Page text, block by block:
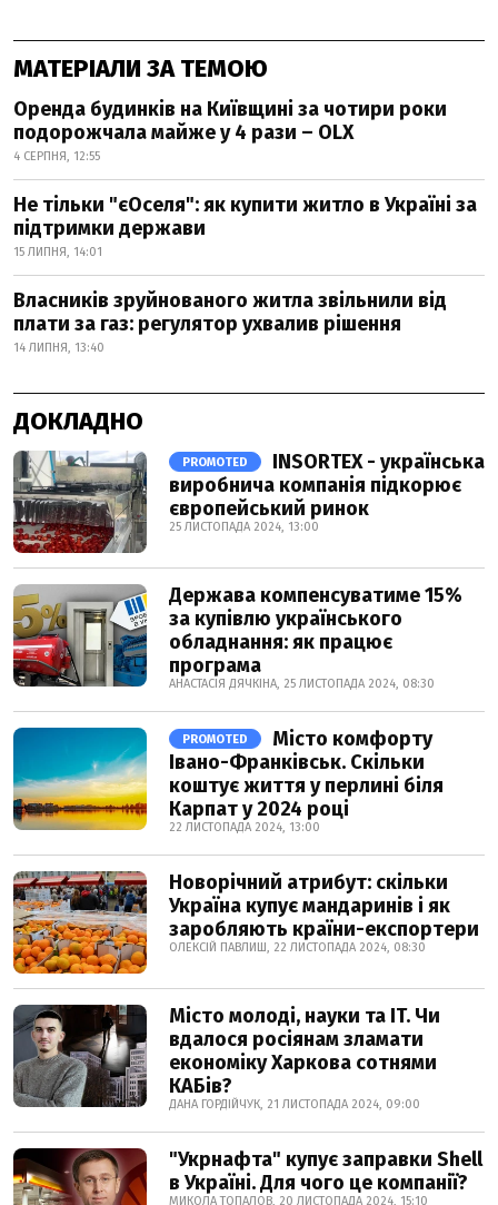
МАТЕРІАЛИ ЗА ТЕМОЮ
Оренда будинків на Київщині за чотири роки
подорожчала майже у 4 рази – OLX
4 СЕРПНЯ, 12:55
Не тільки "єОселя": як купити житло в Україні за
підтримки держави
15 ЛИПНЯ, 14:01
Власників зруйнованого житла звільнили від
плати за газ: регулятор ухвалив рішення
14 ЛИПНЯ, 13:40
ДОКЛАДНО
PROMOTED
INSORTEX - українська
виробнича компанія підкорює
європейський ринок
25 ЛИСТОПАДА 2024, 13:00
Держава компенсуватиме 15%
за купівлю українського
обладнання: як працює
програма
АНАСТАСІЯ ДЯЧКІНА, 25 ЛИСТОПАДА 2024, 08:30
PROMOTED
Місто комфорту
Івано-Франківськ. Скільки
коштує життя у перлині біля
Карпат у 2024 році
22 ЛИСТОПАДА 2024, 13:00
Новорічний атрибут: скільки
Україна купує мандаринів і як
заробляють країни-експортери
ОЛЕКСІЙ ПАВЛИШ, 22 ЛИСТОПАДА 2024, 08:30
Місто молоді, науки та IT. Чи
вдалося росіянам зламати
економіку Харкова сотнями
КАБів?
ДАНА ГОРДІЙЧУК, 21 ЛИСТОПАДА 2024, 09:00
"Укрнафта" купує заправки Shell
в Україні. Для чого це компанії?
МИКОЛА ТОПАЛОВ, 20 ЛИСТОПАДА 2024, 15:10